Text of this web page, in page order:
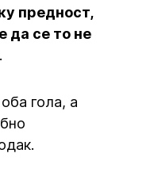
предност,
да се то не
оба гола, а